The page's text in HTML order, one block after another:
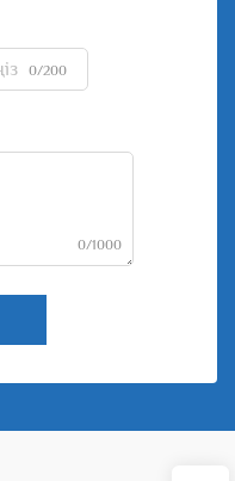
0/200
0/1000